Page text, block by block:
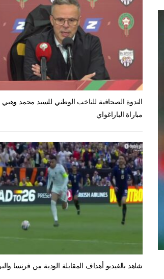
الندوة الصحافية للناخب الوطني للسيد محمد وهبي
مباراة الباراغواي
شاهد بالفيديو أهداف المقابلة الودية بين فرنسا